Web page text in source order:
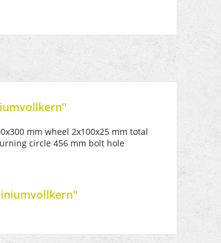
mm wheel 2x100x25 mm total
circle 456 mm bolt hole